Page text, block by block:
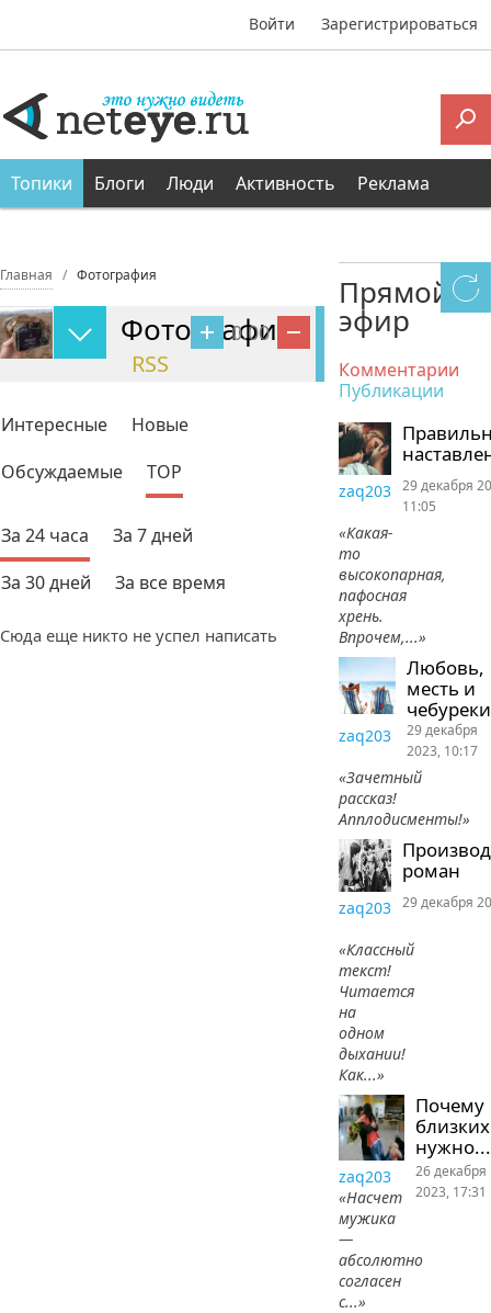
Войти Зарегистрироваться
Топики Блоги Люди Активность Реклама
Главная Фотография
0.00
Фотография
RSS
Интересные
Новые
Обсуждаемые
TOP
За 24 часа
За 7 дней
За 30 дней
За все время
Сюда еще никто не успел написать
Прямой
эфир
Комментарии
Публикации
zaq203
«Какая-
то
высокопарная,
пафосная
хрень.
Впрочем,...»
29 декабря
11:05
Любовь,
месть и
чебуреки
zaq203
«Зачетный
рассказ!
Апплодисменты!»
29 декабря
2023, 10:17
роман
zaq203
«Классный
текст!
Читается
на
одном
дыхании!
Как...»
29 декабря
Почему
близких
нужно...
zaq203
«Насчет
мужика
—
абсолютно
согласен
с...»
26 декабря
2023, 17:31